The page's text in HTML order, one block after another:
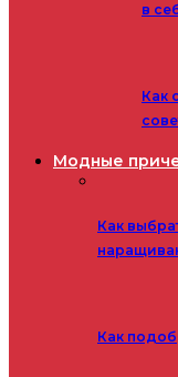
в
Как
Модные
Как
Как